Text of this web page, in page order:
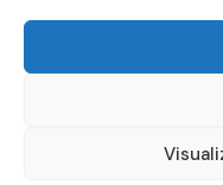
Padova IT – P.IVA: